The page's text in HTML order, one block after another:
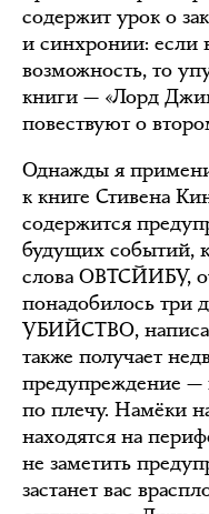
содержит урок о
и синхронии: если
возможность, то
книги — «Лорд
повествуют о
Однажды я
к книге Стивена
содержится
будущих событий,
слова ОВТСЙИБУ,
понадобилось три
УБИЙСТВО,
также получает
предупреждение
по плечу. Намёки
находятся на
не заметить
застанет вас